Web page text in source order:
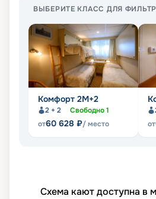
ВЫБЕРИТЕ КЛАСС ДЛЯ
Комфорт 2M+2
2 + 2 Свободно1
от60 628 ₽/ место
от
Схема кают доступна в